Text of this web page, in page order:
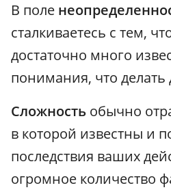
В поле
сталкиваетесь с тем,
достаточно много
понимания, что делать
Сложность обычно
в которой известны и
последствия ваших
огромное количество